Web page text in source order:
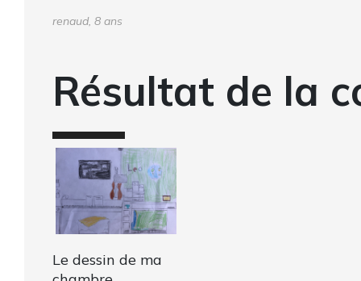
renaud, 8 ans
Résultat de la
Le dessin de ma